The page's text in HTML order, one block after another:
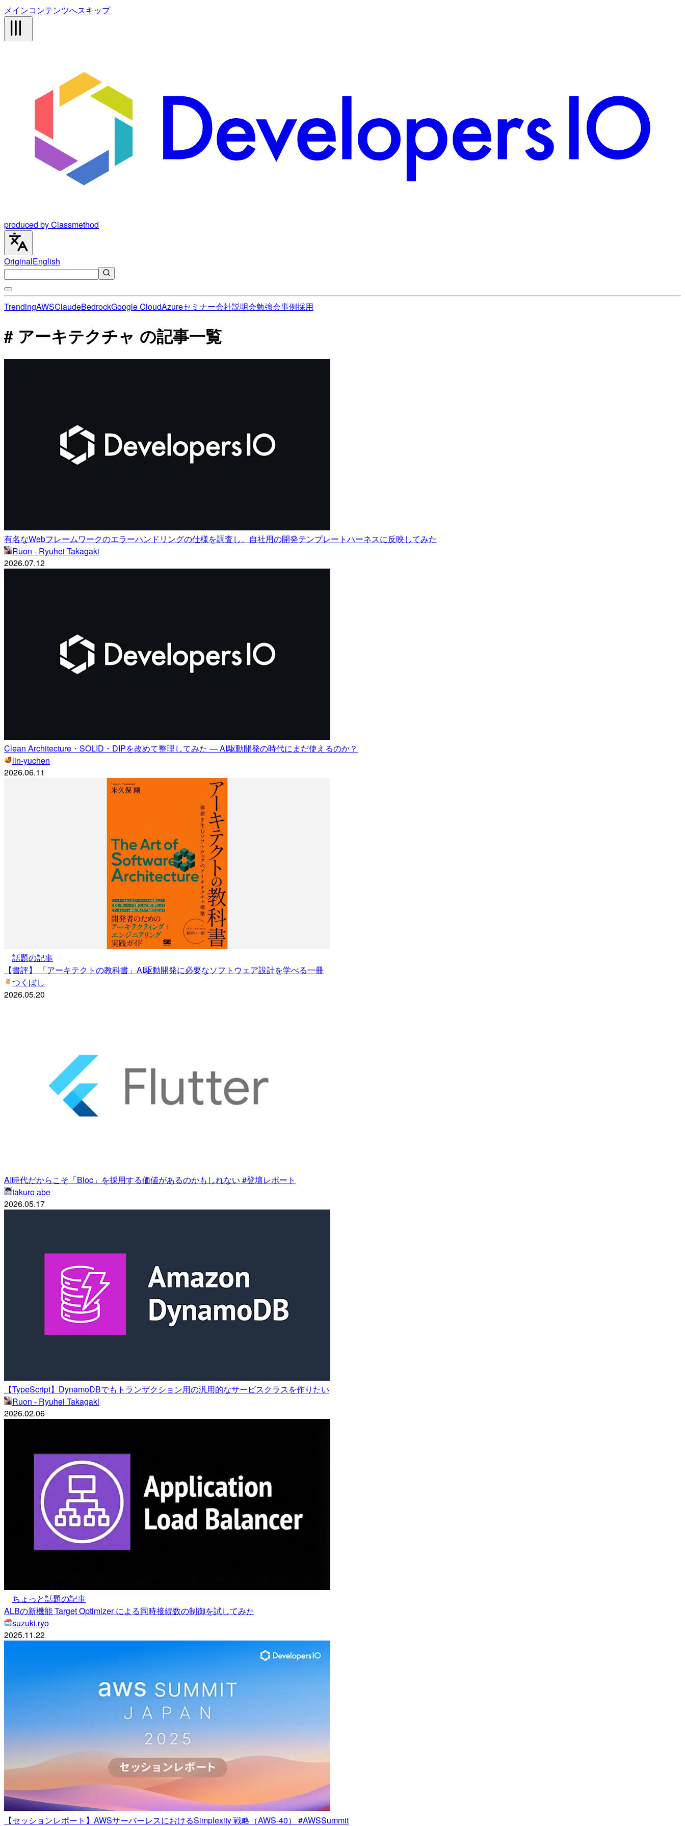
メインコンテンツへスキップ
produced by Classmethod
OriginalEnglish
TrendingAWSClaudeBedrockGoogle CloudAzureセミナー会社説明会勉強会事例採用
# アーキテクチャ の記事一覧
有名なWebフレームワークのエラーハンドリングの仕様を調査し、自社用の開発テンプレートハーネスに反映してみた
Ruon - Ryuhei Takagaki
2026.07.12
Clean Architecture・SOLID・DIPを改めて整理してみた — AI駆動開発の時代にまだ使えるのか？
lin-yuchen
2026.06.11
話題の記事
【書評】 「アーキテクトの教科書」AI駆動開発に必要なソフトウェア設計を学べる一冊
つくぼし
2026.05.20
AI時代だからこそ「Bloc」を採用する価値があるのかもしれない #登壇レポート
takuro abe
2026.05.17
【TypeScript】DynamoDBでもトランザクション用の汎用的なサービスクラスを作りたい
Ruon - Ryuhei Takagaki
2026.02.06
ちょっと話題の記事
ALBの新機能 Target Optimizer による同時接続数の制御を試してみた
suzuki.ryo
2025.11.22
【セッションレポート】AWSサーバーレスにおけるSimplexity 戦略（AWS-40） #AWSSummit